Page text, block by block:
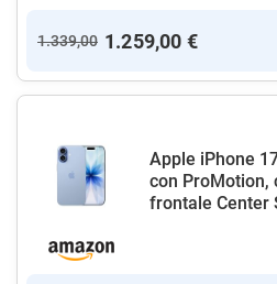
1.339,00 1.259,00 €
Apple iPhone
con ProMotion,
frontale Center